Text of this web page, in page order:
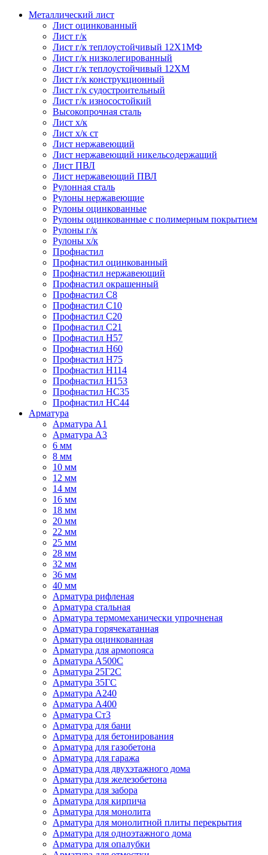
Металлический лист
Лист оцинкованный
Лист г/к
Лист г/к теплоустойчивый 12Х1МФ
Лист г/к низколегированный
Лист г/к теплоустойчивый 12ХМ
Лист г/к конструкционный
Лист г/к судостроительный
Лист г/к износостойкий
Высокопрочная сталь
Лист х/к
Лист х/к ст
Лист нержавеющий
Лист нержавеющий никельсодержащий
Лист ПВЛ
Лист нержавеющий ПВЛ
Рулонная сталь
Рулоны нержавеющие
Рулоны оцинкованные
Рулоны оцинкованные с полимерным покрытием
Рулоны г/к
Рулоны х/к
Профнастил
Профнастил оцинкованный
Профнастил нержавеющий
Профнастил окрашенный
Профнастил С8
Профнастил С10
Профнастил С20
Профнастил С21
Профнастил Н57
Профнастил Н60
Профнастил Н75
Профнастил Н114
Профнастил Н153
Профнастил НС35
Профнастил НС44
Арматура
Арматура А1
Арматура А3
6 мм
8 мм
10 мм
12 мм
14 мм
16 мм
18 мм
20 мм
22 мм
25 мм
28 мм
32 мм
36 мм
40 мм
Арматура рифленая
Арматура стальная
Арматура термомеханически упрочненая
Арматура горячекатанная
Арматура оцинкованная
Арматура для армопояса
Арматура A500С
Арматура 25Г2С
Арматура 35ГС
Арматура А240
Арматура А400
Арматура Ст3
Арматура для бани
Арматура для бетонирования
Арматура для газобетона
Арматура для гаража
Арматура для двухэтажного дома
Арматура для железобетона
Арматура для забора
Арматура для кирпича
Арматура для монолита
Арматура для монолитной плиты перекрытия
Арматура для одноэтажного дома
Арматура для опалубки